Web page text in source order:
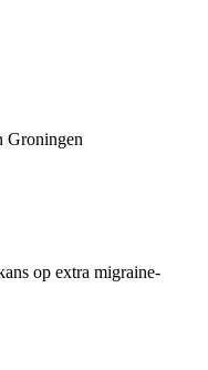
Groningen
op extra migraine-